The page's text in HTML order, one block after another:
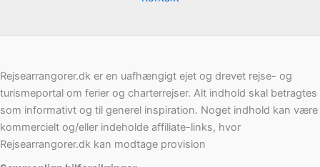
Rejsearrangorer.dk er en uafhængigt ejet og drevet rejse- og
turismeportal om ferier og charterrejser. Alt indhold skal betragtes
som informativt og til generel inspiration. Noget indhold kan være
kommercielt og/eller indeholde affiliate-links, hvor
Rejsearrangorer.dk kan modtage provision